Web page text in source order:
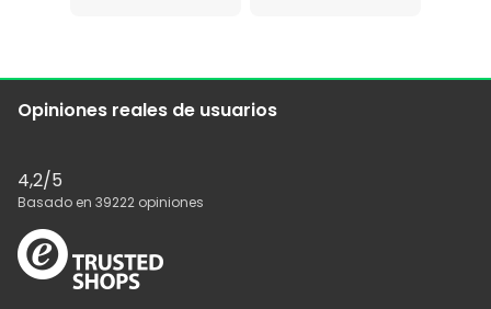
Opiniones reales de usuarios
4,2/5
Basado en 39222 opiniones